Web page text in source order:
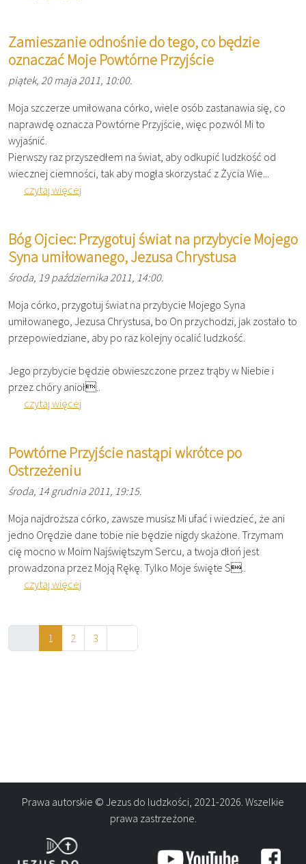
Zamieszanie odnośnie do tego, co będzie
oznaczać Moje Powtórne Przyjście
piątek, 20 maja 2011, 10:00.
Moja szczerze umiłowana córko, wiele osób zastanawia się, co
naprawdę oznacza Powtórne Przyjście, więc pozwól Mi to
wyjaśnić.
Pierwszy raz przyszedłem na świat, aby odkupić ludzkość od
wiecznej ciemności, tak aby mogła skorzystać z Życia Wie...
czytaj więcej
Bóg Ojciec: Przygotuj świat na przybycie Mojego
Syna umiłowanego, Jezusa Chrystusa
środa, 19 października 2011, 14:00.
Moja córko, przygotuj świat na przybycie Mojego Syna
umiłowanego, Jezusa Chrystusa, bo On przychodzi, jak zostało to
przepowiedziane, aby po raz kolejny ocalić ludzkość.
Jego przybycie będzie obwieszczone przez trąby w Niebie i
przez chóry anioł..
czytaj więcej
Powtórne Przyjście nastąpi wkrótce po
Ostrzeżeniu
środa, 14 grudnia 2011, 19:15.
Moja najdroższa córko, zawsze musisz Mi ufać i wiedzieć, że ani
jedno Orędzie dane tobie nie będzie nigdy skażone.​ Trzymam
cię mocno w Moim Najświętszym Sercu, a twoja dłoń jest
prowadzona przez Moją Rękę.​ Tylko Moje święte S..
czytaj więcej
1 2 3
Prawa autorskie © Jezus do ludzkości, 2021-2026. Wszelkie
prawa zastrzeżone.